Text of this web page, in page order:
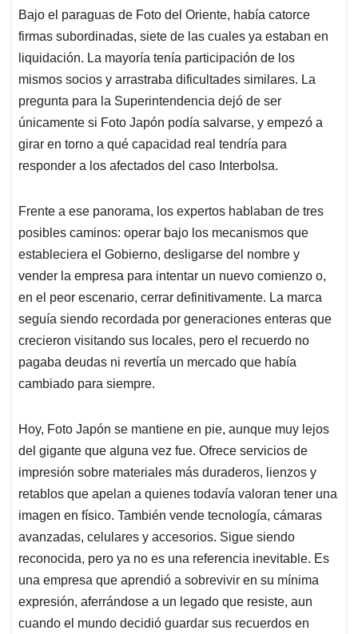
Bajo el paraguas de Foto del Oriente, había catorce
firmas subordinadas, siete de las cuales ya estaban en
liquidación. La mayoría tenía participación de los
mismos socios y arrastraba dificultades similares. La
pregunta para la Superintendencia dejó de ser
únicamente si Foto Japón podía salvarse, y empezó a
girar en torno a qué capacidad real tendría para
responder a los afectados del caso Interbolsa.
Frente a ese panorama, los expertos hablaban de tres
posibles caminos: operar bajo los mecanismos que
estableciera el Gobierno, desligarse del nombre y
vender la empresa para intentar un nuevo comienzo o,
en el peor escenario, cerrar definitivamente. La marca
seguía siendo recordada por generaciones enteras que
crecieron visitando sus locales, pero el recuerdo no
pagaba deudas ni revertía un mercado que había
cambiado para siempre.
Hoy, Foto Japón se mantiene en pie, aunque muy lejos
del gigante que alguna vez fue. Ofrece servicios de
impresión sobre materiales más duraderos, lienzos y
retablos que apelan a quienes todavía valoran tener una
imagen en físico. También vende tecnología, cámaras
avanzadas, celulares y accesorios. Sigue siendo
reconocida, pero ya no es una referencia inevitable. Es
una empresa que aprendió a sobrevivir en su mínima
expresión, aferrándose a un legado que resiste, aun
cuando el mundo decidió guardar sus recuerdos en